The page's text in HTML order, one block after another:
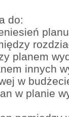
do:
planem
innych
w
w planie